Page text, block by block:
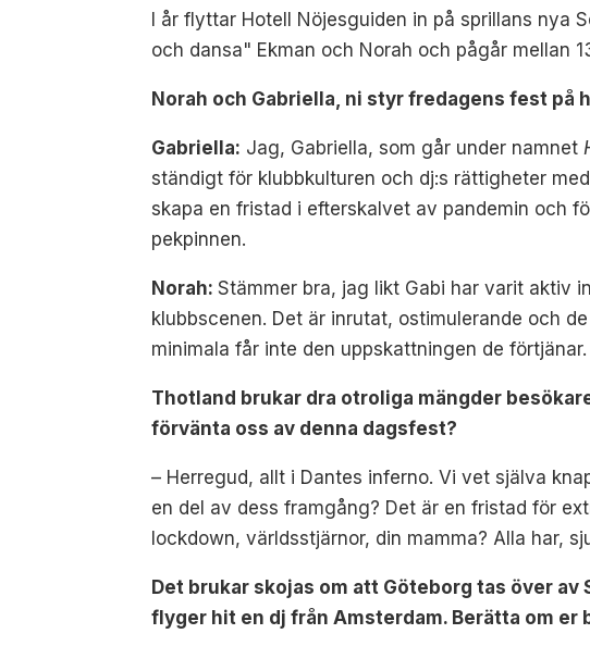
I år flyttar Hotell Nöjesguiden in på sprillans nya
och dansa" Ekman och Norah och pågår mellan
Norah och Gabriella, ni styr fredagens fest på
Gabriella: Jag, Gabriella, som går under namnet
ständigt för klubbkulturen och dj:s rättigheter
skapa en fristad i efterskalvet av pandemin och
pekpinnen.
Norah:Stämmer bra, jag likt Gabi har varit aktiv
klubbscenen. Det är inrutat, ostimulerande och
minimala får inte den uppskattningen de
Thotland brukar dra otroliga mängder
förvänta oss av denna dagsfest?
– Herregud, allt i Dantes inferno. Vi vet själva
en del av dess framgång? Det är en fristad för
lockdown, världsstjärnor, din mamma? Alla har,
Det brukar skojas om att Göteborg tas över
flyger hit en dj från Amsterdam. Berätta om er